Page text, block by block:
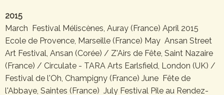
2015
March Festival Méliscènes, Auray (France) April 2015
Ecole de Provence, Marseille (France) May Ansan Street
Art Festival, Ansan (Corée) / Z'Airs de Fête, Saint Nazaire
(France) / Circulate - TARA Arts Earlsfield, London (UK) /
Festival de l'Oh, Champigny (France) June Fête de
l'Abbaye, Saintes (France) July Festival Pile au Rendez-